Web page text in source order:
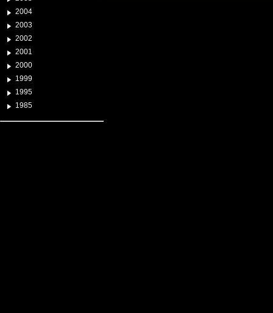
2004
2003
2002
2001
2000
1999
1995
1985